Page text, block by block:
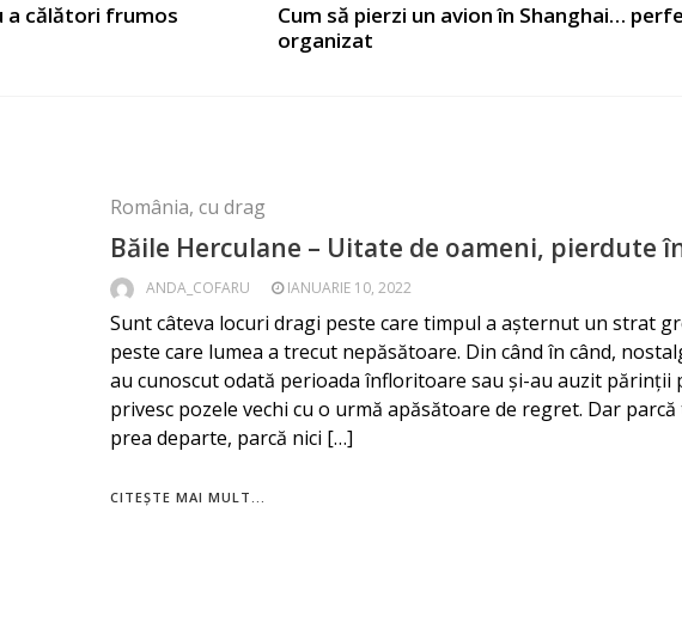
a călători frumos
Cum să pierzi un avion în Shanghai…
organizat
România, cu drag
Băile Herculane – Uitate de oameni, pierdute
ANDA_COFARU IANUARIE 10, 2022
Sunt câteva locuri dragi peste care timpul a așternut un strat
peste care lumea a trecut nepăsătoare. Din când în când,
au cunoscut odată perioada înfloritoare sau și-au auzit părinții
privesc pozele vechi cu o urmă apăsătoare de regret. Dar
prea departe, parcă nici […]
CITEȘTE MAI MULT...